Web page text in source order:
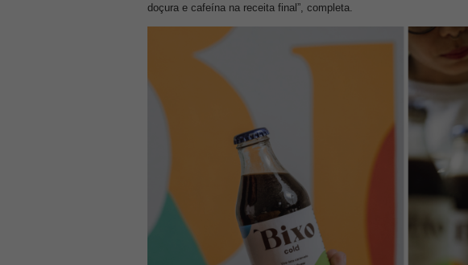
doçura e cafeína na receita final”, completa.